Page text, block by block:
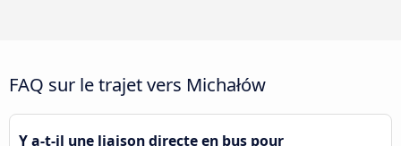
FAQ sur le trajet vers Michałów
Y a-t-il une liaison directe en bus pour